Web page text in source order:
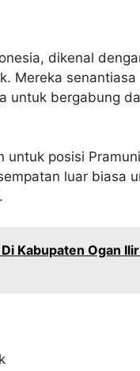
dikenal
Mereka
untuk bergabung
untuk posisi
luar biasa
Kabupaten Ogan